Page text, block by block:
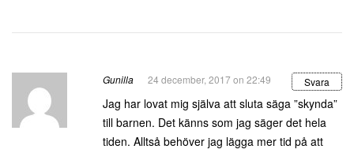
Gunilla 24 december, 2017 on 22:49 Svara
Jag har lovat mig själva att sluta säga ”skynda”
till barnen. Det känns som jag säger det hela
tiden. Alltså behöver jag lägga mer tid på att